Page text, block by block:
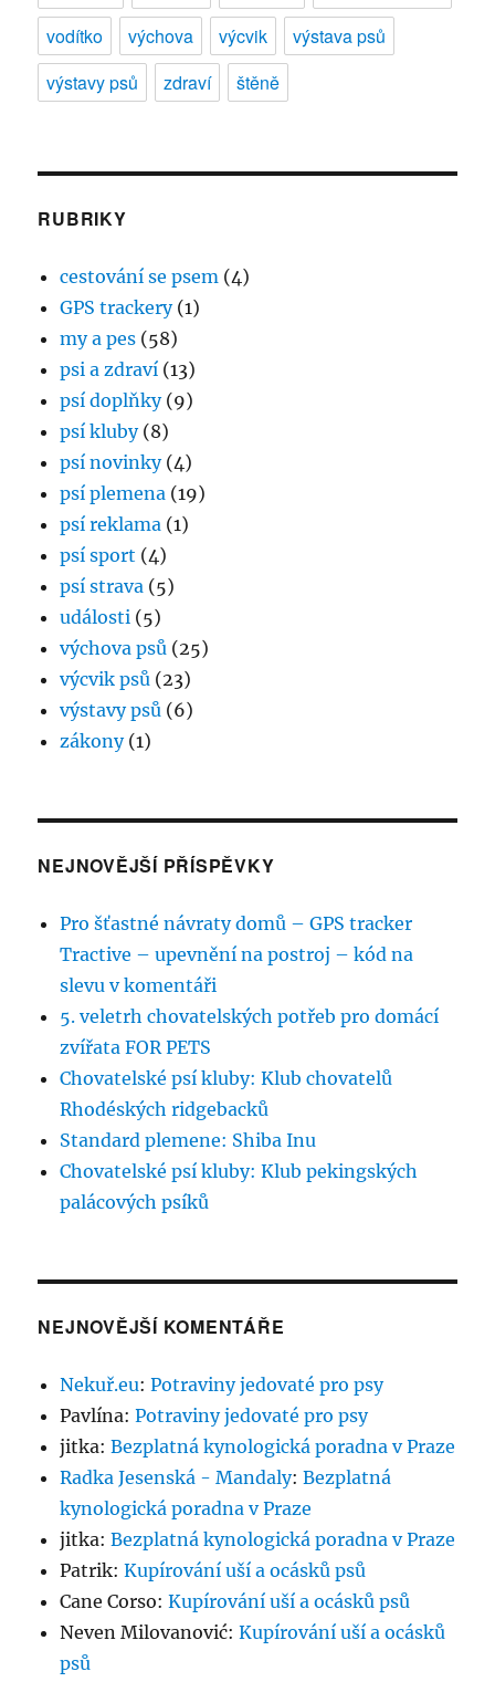
vodítko
výchova výcvik
výstava psů
výstavy psů
zdraví štěně
RUBRIKY
cestování se psem (4)
GPS trackery(1)
my a pes (58)
psi a zdraví (13)
psí doplňky(9)
psí kluby(8)
psí novinky(4)
psí plemena (19)
psí reklama (1)
psí sport (4)
psí strava (5)
události (5)
výchova psů (25)
výcvik psů (23)
výstavy psů (6)
zákony(1)
NEJNOVĚJŠÍ PŘÍSPĚVKY
Pro šťastné návraty domů – GPS tracker
Tractive – upevnění na postroj – kód na
slevu v komentáři
5. veletrh chovatelských potřeb pro domácí
zvířata FOR PETS
Chovatelské psí kluby: Klub chovatelů
Rhodéských ridgebacků
Standard plemene: Shiba Inu
Chovatelské psí kluby: Klub pekingských
palácových psíků
NEJNOVĚJŠÍ KOMENTÁŘE
Nekuř.eu:Potraviny jedovaté pro psy
Pavlína:Potraviny jedovaté pro psy
jitka:Bezplatná kynologická poradna v Praze
Radka Jesenská - Mandaly:Bezplatná
kynologická poradna v Praze
jitka:Bezplatná kynologická poradna v Praze
Patrik:Kupírování uší a ocásků psů
Cane Corso:Kupírování uší a ocásků psů
Neven Milovanović:Kupírování uší a ocásků
psů